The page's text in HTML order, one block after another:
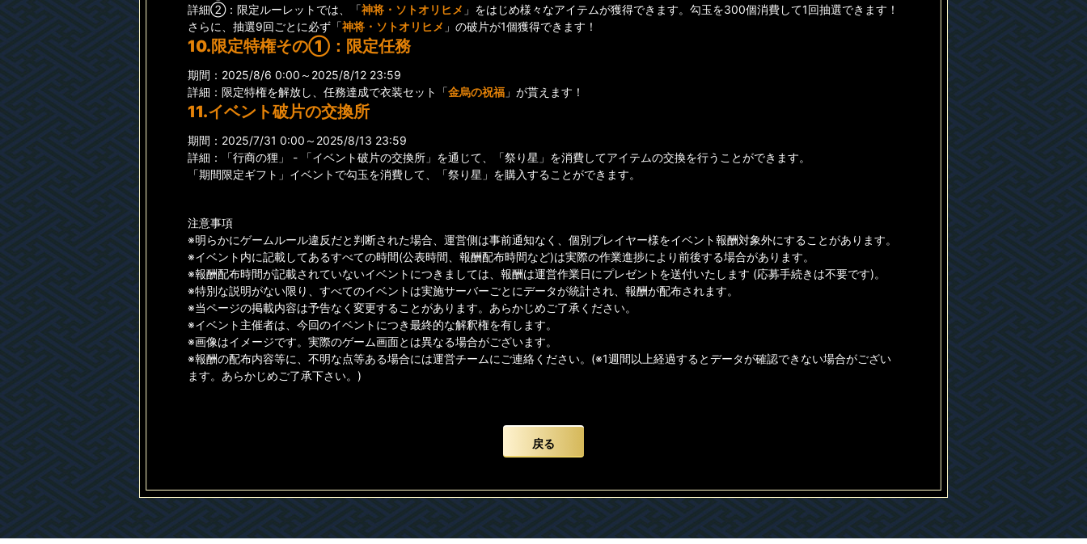
詳細②：限定ルーレットでは、「神将・ソトオリヒメ 」をはじめ様々なアイテムが獲得できます。勾玉を300個消費して1回抽選できます！
さらに、抽選9回ごとに必ず「神将・ソトオリヒメ 」の破片が1個獲得できます！
10.限定特権その①：限定任務
期間：2025/8/6 0:00～2025/8/12 23:59
詳細：限定特権を解放し、任務達成で衣装セット「金烏の祝福 」が貰えます！
11.イベント破片の交換所
期間：2025/7/31 0:00～2025/8/13 23:59
詳細：「行商の狸」 - 「イベント破片の交換所」を通じて、「祭り星」を消費してアイテムの交換を行うことができます。
「期間限定ギフト」イベントで勾玉を消費して、「祭り星」を購入することができます。
注意事項
※明らかにゲームルール違反だと判断された場合、運営側は事前通知なく、個別プレイヤー様をイベント報酬対象外にすることがあります。
※イベント内に記載してあるすべての時間(公表時間、報酬配布時間など)は実際の作業進捗により前後する場合があります。
※報酬配布時間が記載されていないイベントにつきましては、報酬は運営作業日にプレゼントを送付いたします (応募手続きは不要です)。
※特別な説明がない限り、すべてのイベントは実施サーバーごとにデータが統計され、報酬が配布されます。
※当ページの掲載内容は予告なく変更することがあります。あらかじめご了承ください。
※イベント主催者は、今回のイベントにつき最終的な解釈権を有します。
※画像はイメージです。実際のゲーム画面とは異なる場合がございます。
※報酬の配布内容等に、不明な点等ある場合には運営チームにご連絡ください。(※1週間以上経過するとデータが確認できない場合がござい
ます。あらかじめご了承下さい。)
戻る